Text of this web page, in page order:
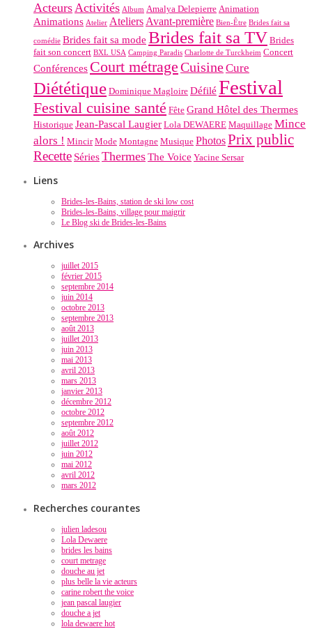
ActeursActivités Album Amalya Delepierre Animation
Animations Atelier Ateliers Avant-première Bien-Être Brides fait sa
comédie Brides fait sa mode Brides fait sa TV Brides
fait son concert BXL USA Camping Paradis Charlotte de Turckheim Concert
Conférences Court métrageCuisineCure
Diététique Dominique Magloire Défilé Festival
Festival cuisine santé Fête Grand Hôtel des Thermes
Historique Jean-Pascal Laugier Lola DEWAERE Maquillage Mince
alors ! Mincir Mode Montagne Musique PhotosPrix public
Recette SériesThermesThe Voice Yacine Sersar
Liens
Brides-les-Bains, station de ski low cost
Brides-les-Bains, village pour maigrir
Le Blog ski de Brides-les-Bains
Archives
juillet 2015
février 2015
septembre 2014
juin 2014
octobre 2013
septembre 2013
août 2013
juillet 2013
juin 2013
mai 2013
avril 2013
mars 2013
janvier 2013
décembre 2012
octobre 2012
septembre 2012
août 2012
juillet 2012
juin 2012
mai 2012
avril 2012
mars 2012
Recherches courantes
julien ladesou
Lola Dewaere
brides les bains
court metrage
douche au jet
plus belle la vie acteurs
carine robert the voice
jean pascal laugier
douche a jet
lola dewaere hot